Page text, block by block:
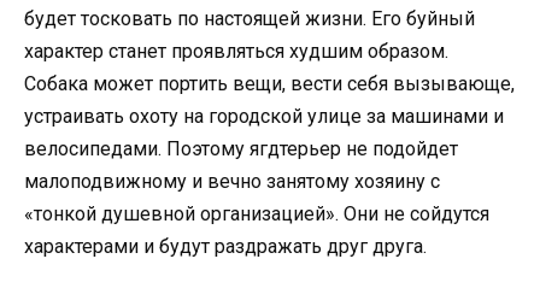
будет тосковать по настоящей жизни. Его буйный
характер станет проявляться худшим образом.
Собака может портить вещи, вести себя вызывающе,
устраивать охоту на городской улице за машинами и
велосипедами. Поэтому ягдтерьер не подойдет
малоподвижному и вечно занятому хозяину с
«тонкой душевной организацией». Они не сойдутся
характерами и будут раздражать друг друга.